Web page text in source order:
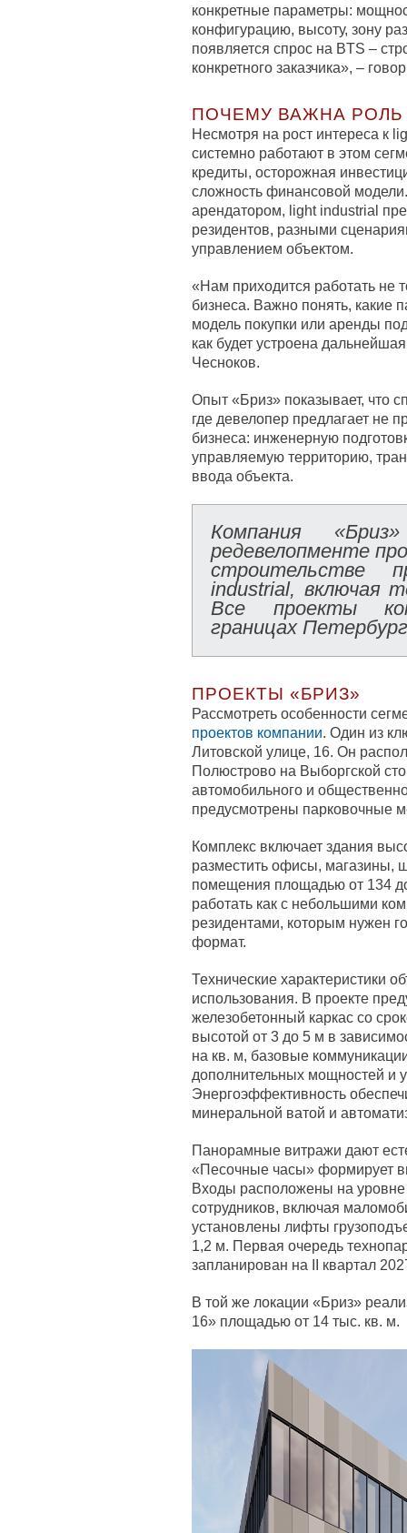
конкретные параметры:
конфигурацию, высоту, зону
появляется спрос на BTS –
конкретного заказчика», –
ПОЧЕМУ ВАЖНА РОЛЬ
Несмотря на рост интереса к
системно работают в этом
кредиты, осторожная
сложность финансовой
арендатором, light industrial
резидентов, разными
управлением объектом.
«Нам приходится работать не
бизнеса. Важно понять, какие
модель покупки или аренды
как будет устроена
Чесноков.
Опыт «Бриз» показывает, что
где девелопер предлагает не
бизнеса: инженерную
управляемую территорию,
ввода объекта.
Компания
редевелопменте
строительстве
industrial, включая
Все проекты
границах
ПРОЕКТЫ «БРИЗ»
Рассмотреть особенности
проектов компании. Один из
Литовской улице, 16. Он
Полюстрово на Выборгской
автомобильного и
предусмотрены парковочные
Комплекс включает здания
разместить офисы, магазины,
помещения площадью от 134
работать как с небольшими
резидентами, которым нужен
формат.
Технические характеристики
использования. В проекте
железобетонный каркас со
высотой от 3 до 5 м в
на кв. м, базовые
дополнительных мощностей и
Энергоэффективность
минеральной ватой и
Панорамные витражи дают
«Песочные часы» формирует
Входы расположены на уровне
сотрудников, включая
установлены лифты
1,2 м. Первая очередь
запланирован на II квартал
В той же локации «Бриз»
16» площадью от 14 тыс. кв. м.